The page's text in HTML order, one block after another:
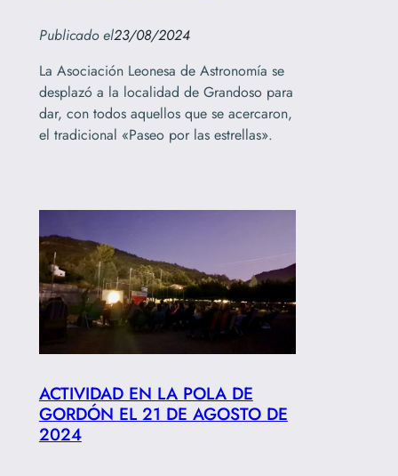
Publicado el23/08/2024
La Asociación Leonesa de Astronomía se
desplazó a la localidad de Grandoso para
dar, con todos aquellos que se acercaron,
el tradicional «Paseo por las estrellas».
ACTIVIDAD EN LA POLA DE
GORDÓN EL 21 DE AGOSTO DE
2024